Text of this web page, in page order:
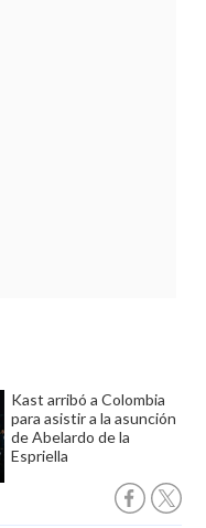
Kast arribó a Colombia
para asistir a la asunción
de Abelardo de la
Espriella